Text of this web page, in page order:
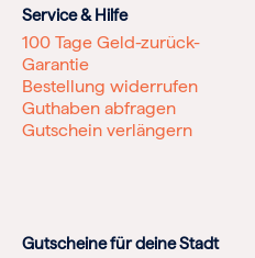
Service & Hilfe
100 Tage Geld-zurück-
Garantie
Bestellung widerrufen
Guthaben abfragen
Gutschein verlängern
Gutscheine für deine Stadt